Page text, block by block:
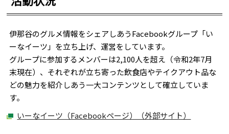
伊那谷のグルメ情報をシェアしあうFacebookグループ「い
ーなイーツ」を立ち上げ、運営をしています。
グループに参加するメンバーは2,100人を超え（令和2年7月
末現在）、それぞれが立ち寄った飲食店やテイクアウト品な
どの魅力を紹介しあう一大コンテンツとして確立していま
す。
いーなイーツ（Facebookページ）（外部サイト）